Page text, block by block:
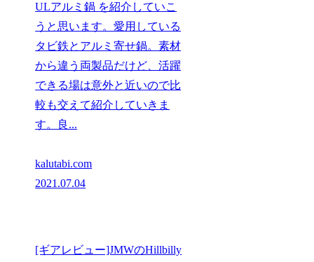
ULアルミ鍋 を紹介していこ
うと思います。愛用している
タビ鉄とアルミ寄せ鍋。素材
から違う両製品だけど、活躍
できる場は意外と近いので比
較も交えて紹介していきま
す。良...
kalutabi.com
2021.07.04
[ギアレビュー]JMWのHillbilly